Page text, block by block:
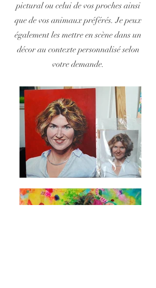
pictural ou celui de vos proches ainsi
que de vos animaux préférés. Je peux
également les mettre en scène dans un
décor au contexte personnalisé selon
votre demande.